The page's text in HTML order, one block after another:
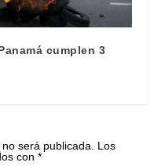
cumplen 3
será publicada. Los
con*